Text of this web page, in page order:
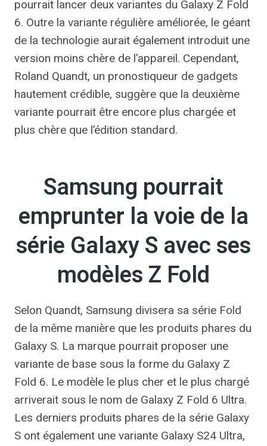
pourrait lancer deux variantes du Galaxy Z Fold
6. Outre la variante régulière améliorée, le géant
de la technologie aurait également introduit une
version moins chère de l’appareil. Cependant,
Roland Quandt, un pronostiqueur de gadgets
hautement crédible, suggère que la deuxième
variante pourrait être encore plus chargée et
plus chère que l’édition standard.
Samsung pourrait
emprunter la voie de la
série Galaxy S avec ses
modèles Z Fold
Selon Quandt, Samsung divisera sa série Fold
de la même manière que les produits phares du
Galaxy S. La marque pourrait proposer une
variante de base sous la forme du Galaxy Z
Fold 6. Le modèle le plus cher et le plus chargé
arriverait sous le nom de Galaxy Z Fold 6 Ultra.
Les derniers produits phares de la série Galaxy
S ont également une variante Galaxy S24 Ultra,